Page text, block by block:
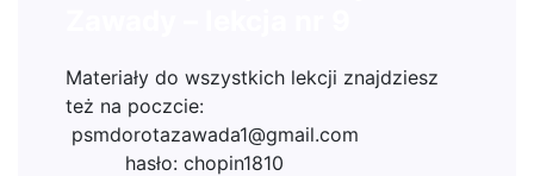
Materiały do wszystkich lekcji znajdziesz
też na poczcie:
psmdorotazawada1@gmail.com
hasło: chopin1810